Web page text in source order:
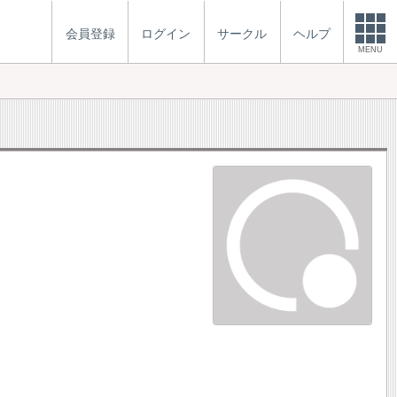
会員登録 ログイン サークル ヘルプ
MENU